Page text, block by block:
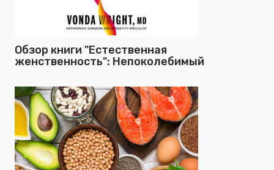
Обзор книги "Естественная
женственность": Непоколебимый